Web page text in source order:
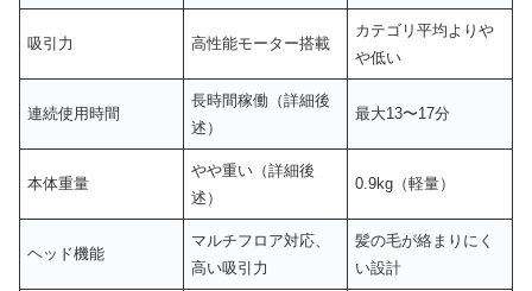
吸引力 高性能モーター搭載
カテゴリ平均よりや
や低い
連続使用時間
長時間稼働（詳細後
述）
最大13〜17分
本体重量
やや重い（詳細後
述）
0.9kg（軽量）
ヘッド機能
マルチフロア対応、
高い吸引力
髪の毛が絡まりにく
い設計